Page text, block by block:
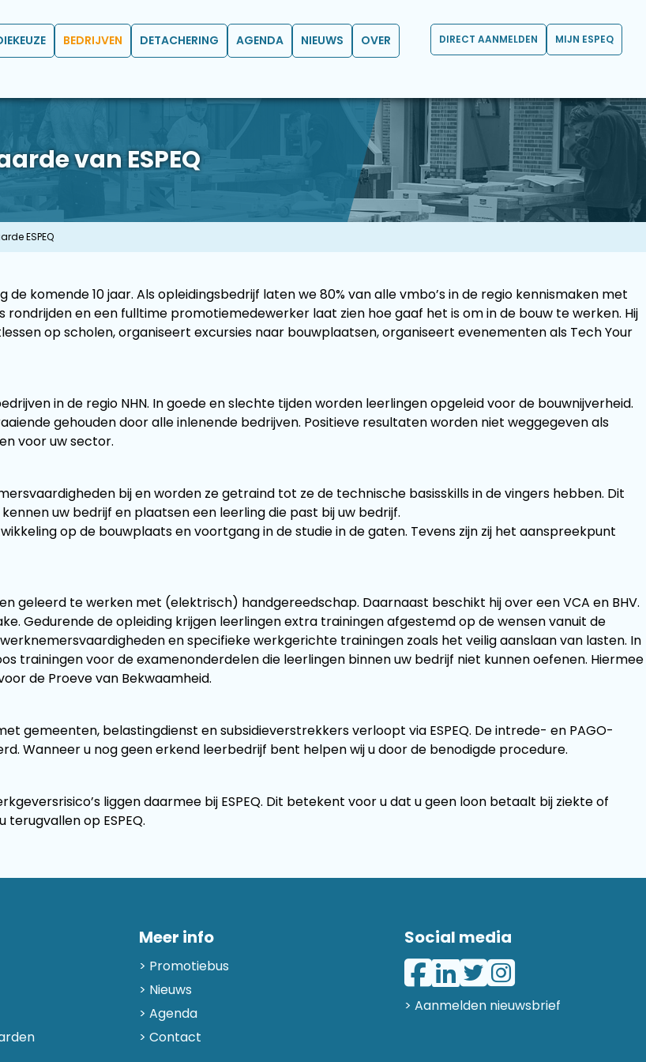
BEDRIJVEN DETACHERING AGENDA NIEUWS OVER DIRECT AANMELDEN MIJN ESPEQ
van ESPEQ
ESPEQ
komende 10 jaar. Als opleidingsbedrijf laten we 80% van alle vmbo’s in de regio kennismaken met
en een fulltime promotiemedewerker laat zien hoe gaaf het is om in de bouw te werken. Hij
op scholen, organiseert excursies naar bouwplaatsen, organiseert evenementen als Tech Your
in de regio NHN. In goede en slechte tijden worden leerlingen opgeleid voor de bouwnijverheid.
gehouden door alle inlenende bedrijven. Positieve resultaten worden niet weggegeven als
voor uw sector.
bij en worden ze getraind tot ze de technische basisskills in de vingers hebben. Dit
uw bedrijf en plaatsen een leerling die past bij uw bedrijf.
op de bouwplaats en voortgang in de studie in de gaten. Tevens zijn zij het aanspreekpunt
geleerd te werken met (elektrisch) handgereedschap. Daarnaast beschikt hij over een VCA en BHV.
Gedurende de opleiding krijgen leerlingen extra trainingen afgestemd op de wensen vanuit de
en specifieke werkgerichte trainingen zoals het veilig aanslaan van lasten. In
trainingen voor de examenonderdelen die leerlingen binnen uw bedrijf niet kunnen oefenen. Hiermee
de Proeve van Bekwaamheid.
gemeenten, belastingdienst en subsidieverstrekkers verloopt via ESPEQ. De intrede- en PAGO-
Wanneer u nog geen erkend leerbedrijf bent helpen wij u door de benodigde procedure.
liggen daarmee bij ESPEQ. Dit betekent voor u dat u geen loon betaalt bij ziekte of
op ESPEQ.
Meer info
Promotiebus
Nieuws
Agenda
Contact
Social media
> Aanmelden nieuwsbrief